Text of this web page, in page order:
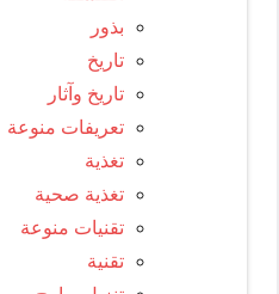
بذور
تاريخ
تاريخ وآثار
تعريفات منوعة
تغذية
تغذية صحية
تقنيات منوعة
تقنية